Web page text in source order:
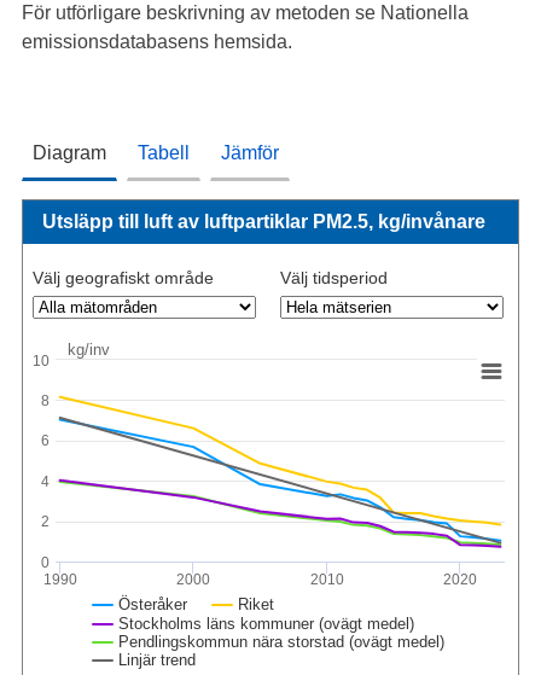
För utförligare beskrivning av metoden se Nationella
emissionsdatabasens hemsida.
Diagram Tabell Jämför
Utsläpp till luft av luftpartiklar PM2.5, kg/invånare
Välj geografiskt område Välj tidsperiod
kg/inv
Österåker
Riket
Stockholms läns kommuner (ovägt medel)
Pendlingskommun nära storstad (ovägt medel)
Linjär trend
1990 2000 2010 2020
0
2
4
6
8
10